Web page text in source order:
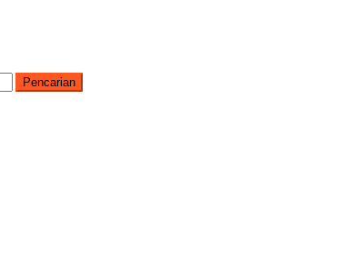
Pencarian